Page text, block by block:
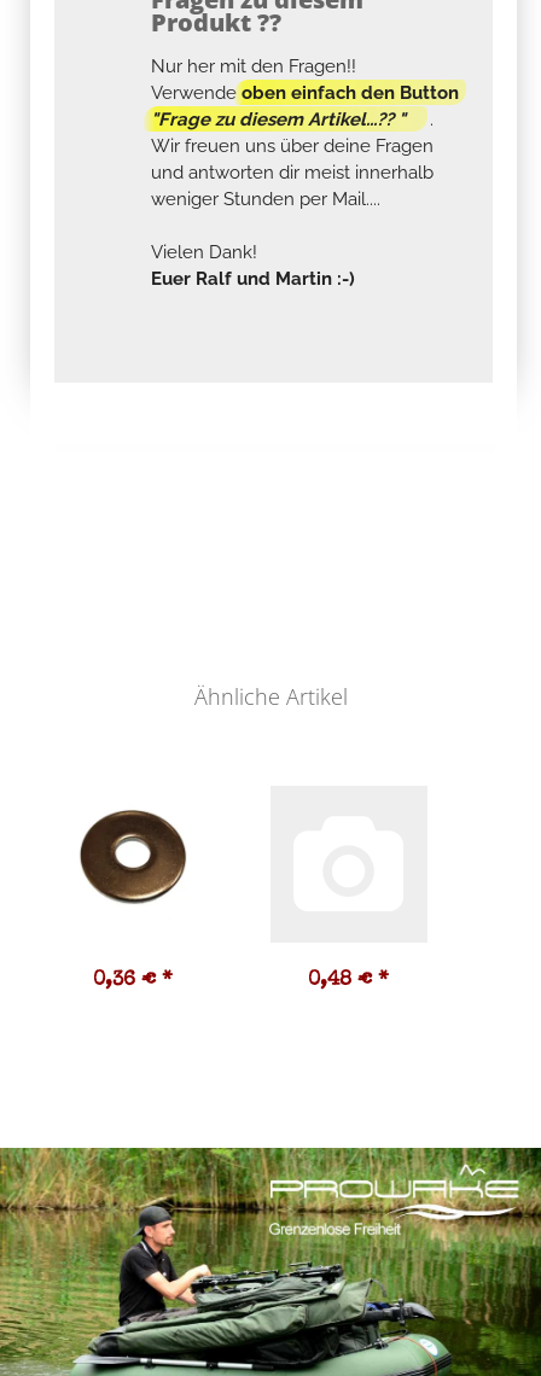
Produkt ??
Nur her mit den Fragen!!
Verwendeoben einfach den Button
"Frage zu diesem Artikel...?? "
.
Wir freuen uns über deine Fragen
und antworten dir meist innerhalb
weniger Stunden per Mail....
Vielen Dank!
Euer Ralf und Martin :-)
Ähnliche Artikel
0,36 € * 0,48 € *